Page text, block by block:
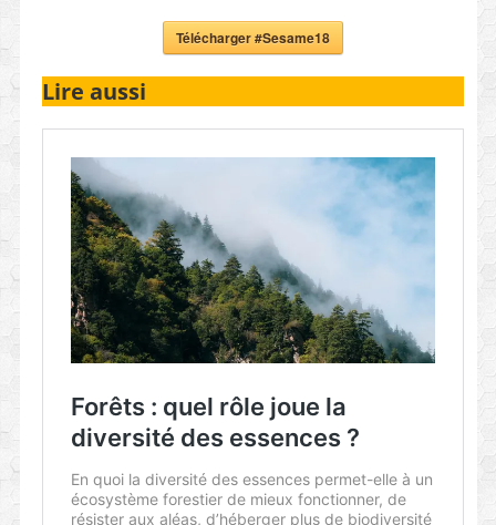
Télécharger #Sesame18
Lire aussi